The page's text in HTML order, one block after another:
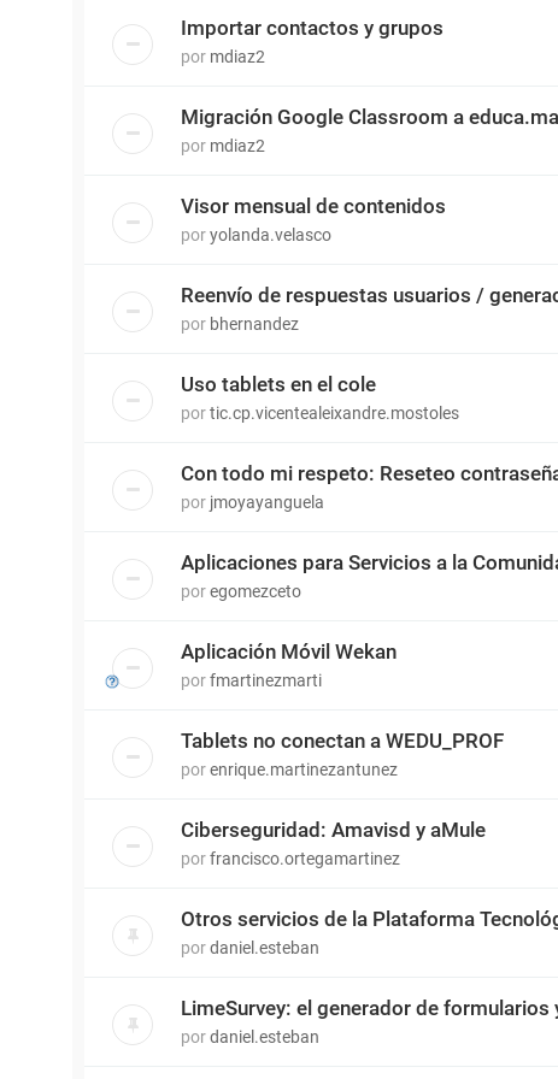
Importar contactos y grupos
por mdiaz2
Migración Google Classroom a
por mdiaz2
Visor mensual de contenidos
poryolanda.velasco
Reenvío de respuestas usuarios /
por bhernandez
Uso tablets en el cole
portic.cp.vicentealeixandre.mostoles
Con todo mi respeto: Reseteo
por jmoyayanguela
Aplicaciones para Servicios a la
poregomezceto
Aplicación Móvil Wekan
porfmartinezmarti
Tablets no conectan a WEDU_PROF
porenrique.martinezantunez
Ciberseguridad: Amavisd y aMule
porfrancisco.ortegamartinez
Otros servicios de la Plataforma
pordaniel.esteban
LimeSurvey: el generador de formularios
pordaniel.esteban